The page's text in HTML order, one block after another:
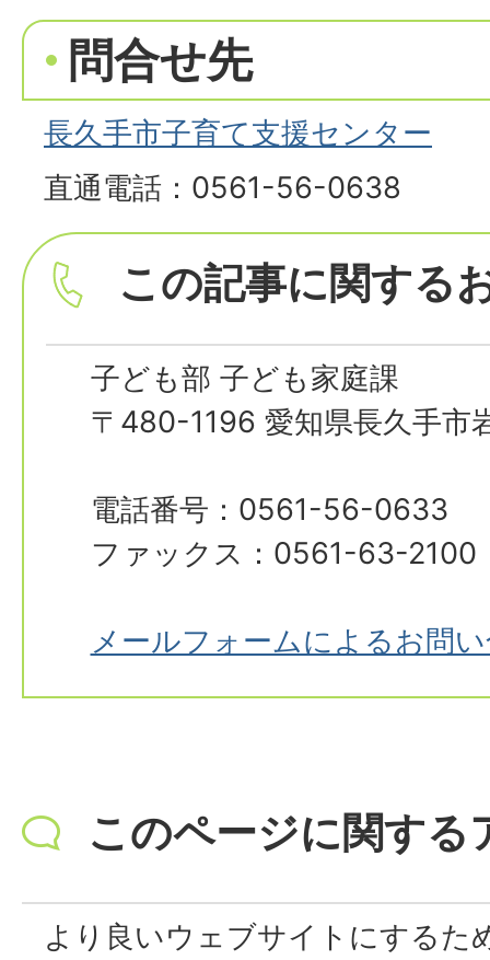
問合せ先
長久手市子育て支援センター
直通電話：0561-56-0638
この記事に関する
子ども部 子ども家庭課
〒480-1196 愛知県長久手市
電話番号：0561-56-0633
ファックス：0561-63-2100
メールフォームによるお問
このページに関する
より良いウェブサイトにするた